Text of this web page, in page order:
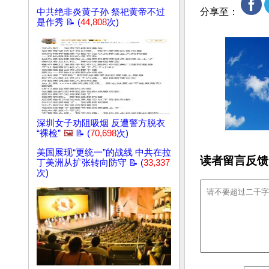
中共绝非炎黄子孙 祭祀黄帝不过
是作秀 📝 (44,808次)
深圳女子劝阻吸烟 反遭警方脱衣
“裸检” 🖼️ 📝 (70,698次)
美国展现“更统一”的战线 中共在拉
丁美洲从扩张转向防守 📝 (33,337
次)
分享至：
读者留言反